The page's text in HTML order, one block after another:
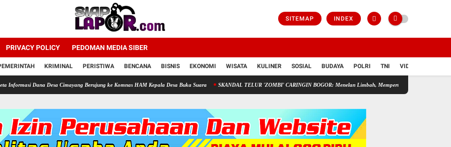
SITEMAP INDEX
PRIVACY POLICY PEDOMAN MEDIA SIBER
KRIMINAL PERISTIWA BENCANA BISNIS EKONOMI WISATA KULINER SOSIAL BUDAYA POLRI TNI VIDIO
Dana Desa Cimayang Berujung ke Komnas HAM Kepala Desa Buka Suara SKANDAL TELUR 'ZOMBI' CARINGIN BOGOR: Menelan Limbah, Mempertaruhkan Nyawa Rakyat